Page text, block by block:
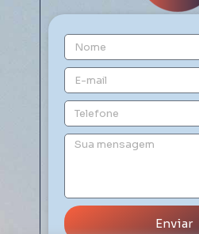
Enviar